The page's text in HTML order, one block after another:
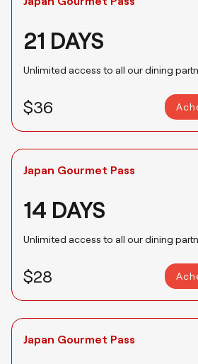
21 DAYS
Unlimited access to all our dining
$36
Japan Gourmet Pass
14 DAYS
Unlimited access to all our dining
$28
Japan Gourmet Pass